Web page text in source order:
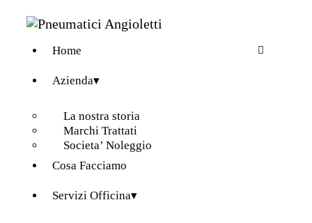
Home
Azienda▾
La nostra storia
Marchi Trattati
Societa’ Noleggio
Cosa Facciamo
Servizi Officina▾